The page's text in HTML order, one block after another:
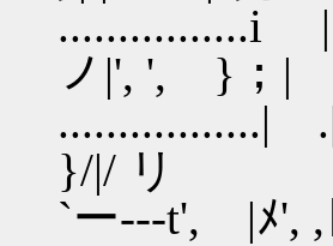
................i
ノ|', ', }；|
.................|
}/|/ リ
`ー---t', |ﾒ', ,